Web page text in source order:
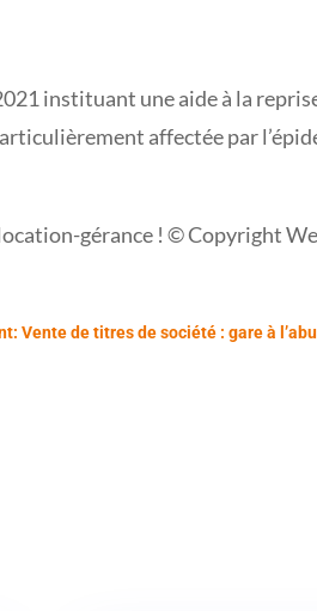
instituant une aide à la
affectée par
gérance ! © Copyright
Vente de titres de société : gare à